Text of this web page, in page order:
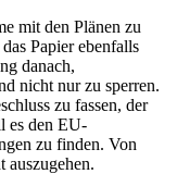
mit den Plänen zu
Papier ebenfalls
danach,
nicht nur zu sperren.
zu fassen, der
es den EU-
zu finden. Von
auszugehen.